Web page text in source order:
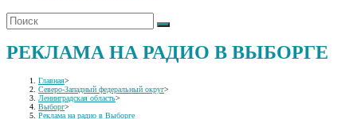
РЕКЛАМА НА РАДИО В ВЫБОРГЕ
Главная>
Северо-Западный федеральный округ>
Ленинградская область>
Выборг>
Реклама на радио в Выборге